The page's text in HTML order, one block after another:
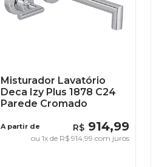
Misturador Lavatório
Deca Izy Plus 1878 C24
Parede Cromado
A partir de R$ 914,99
ou 1x de R$ 914, 99 com juros